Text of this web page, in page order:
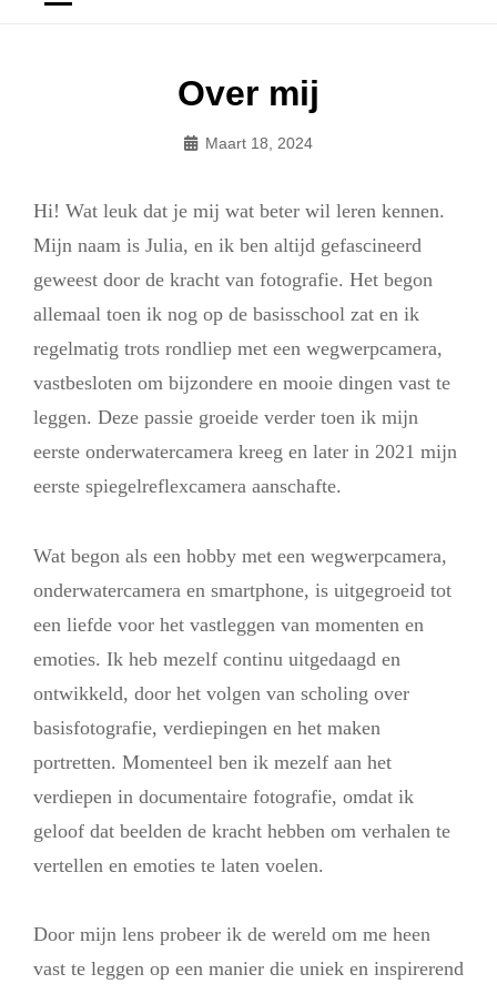
Over mij
Maart 18, 2024
Hi! Wat leuk dat je mij wat beter wil leren kennen.
Mijn naam is Julia, en ik ben altijd gefascineerd
geweest door de kracht van fotografie. Het begon
allemaal toen ik nog op de basisschool zat en ik
regelmatig trots rondliep met een wegwerpcamera,
vastbesloten om bijzondere en mooie dingen vast te
leggen. Deze passie groeide verder toen ik mijn
eerste onderwatercamera kreeg en later in 2021 mijn
eerste spiegelreflexcamera aanschafte.
Wat begon als een hobby met een wegwerpcamera,
onderwatercamera en smartphone, is uitgegroeid tot
een liefde voor het vastleggen van momenten en
emoties. Ik heb mezelf continu uitgedaagd en
ontwikkeld, door het volgen van scholing over
basisfotografie, verdiepingen en het maken
portretten. Momenteel ben ik mezelf aan het
verdiepen in documentaire fotografie, omdat ik
geloof dat beelden de kracht hebben om verhalen te
vertellen en emoties te laten voelen.
Door mijn lens probeer ik de wereld om me heen
vast te leggen op een manier die uniek en inspirerend